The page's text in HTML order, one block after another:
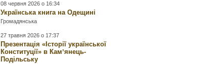
08 червня 2026 о 16:34
Українська книга на Одещині
Громадянська
27 травня 2026 о 17:37
Презентація «Історії української
Конституції» в Камʼянець-
Подільську